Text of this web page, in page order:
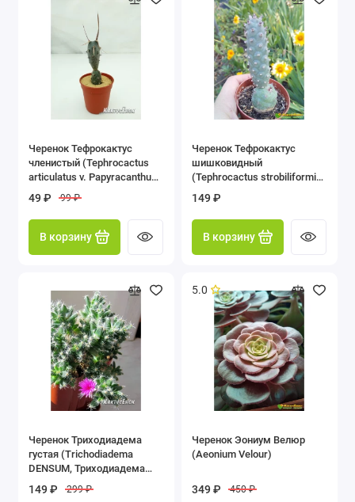
Черенок Тефрокактус
членистый (Tephrocactus
articulatus v. Papyracanthus
с темной колючкой.
49 ₽ 99 ₽
В корзину
Черенок Тефрокактус
шишковидный
(Tephrocactus strobiliformis,
стробилиформис)
149 ₽
В корзину
Черенок Триходиадема
густая (Trichodiadema
DENSUM, Триходиадема
149 ₽ 299 ₽
5.0
Черенок Эониум Велюр
(Aeonium Velour)
349 ₽ 450 ₽